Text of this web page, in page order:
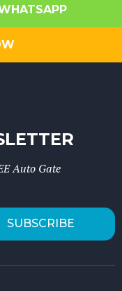
Auto Gate
SUBSCRIBE